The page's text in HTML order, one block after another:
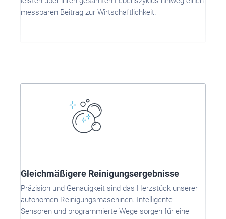
messbaren Beitrag zur Wirtschaftlichkeit.
Gleichmäßigere Reinigungsergebnisse
Präzision und Genauigkeit sind das Herzstück unserer
autonomen Reinigungsmaschinen. Intelligente
Sensoren und programmierte Wege sorgen für eine